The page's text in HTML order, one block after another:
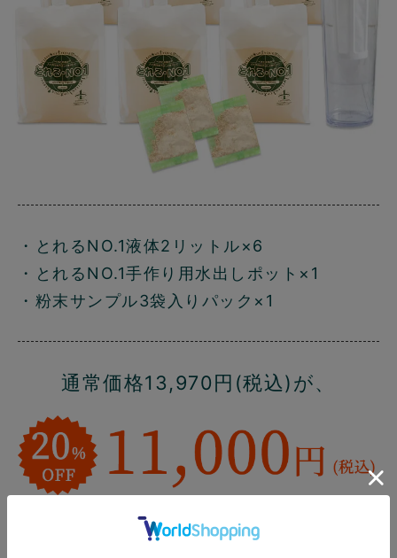
・とれるNO.1液体2リットル×6
・とれるNO.1手作り用水出しポット×1
・粉末サンプル3袋入りパック×1
通常価格13,970円(税込)が、